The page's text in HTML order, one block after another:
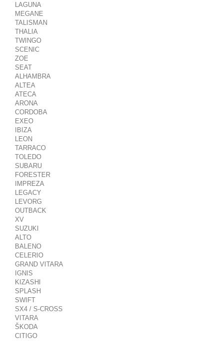
LAGUNA
MEGANE
TALISMAN
THALIA
TWINGO
SCENIC
ZOE
SEAT
ALHAMBRA
ALTEA
ATECA
ARONA
CORDOBA
EXEO
IBIZA
LEON
TARRACO
TOLEDO
SUBARU
FORESTER
IMPREZA
LEGACY
LEVORG
OUTBACK
XV
SUZUKI
ALTO
BALENO
CELERIO
GRAND VITARA
IGNIS
KIZASHI
SPLASH
SWIFT
SX4 / S-CROSS
VITARA
ŠKODA
CITIGO